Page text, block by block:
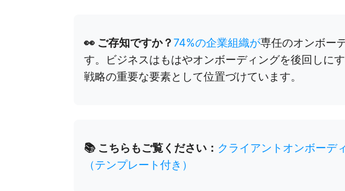
👀 ご存知ですか？74%の企業組織が専任のオンボー
す。ビジネスはもはやオンボーディングを後回しに
戦略の重要な要素として位置づけています。
📚 こちらもご覧ください： クライアントオンボーデ
（テンプレート付き）